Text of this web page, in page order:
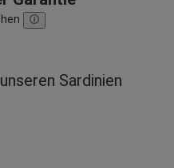
Sardinien